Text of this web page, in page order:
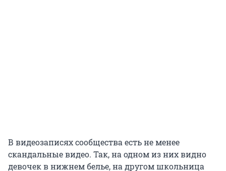
В видеозаписях сообщества есть не менее
скандальные видео. Так, на одном из них видно
девочек в нижнем белье, на другом школьница